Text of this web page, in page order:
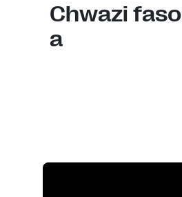
Chwazi
a